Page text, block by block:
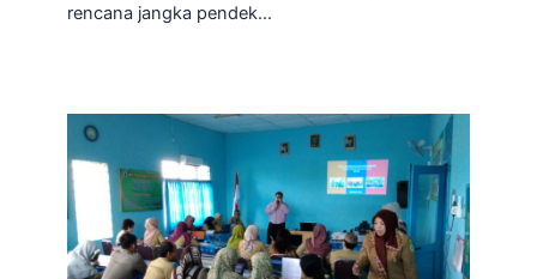
rencana jangka pendek…